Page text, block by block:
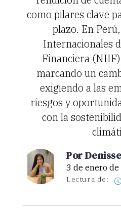
como pilares clave
plazo. En
Internacionales
Financiera
marcando un
exigiendo a las
riesgos y
con la
Por
3 de enero
Lectura de: